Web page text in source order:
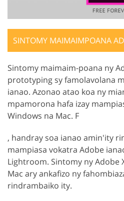
SINTOMY MAIMAIMPOANA
Sintomy maimaim-poana ny
prototyping sy famolavolana
ianao. Azonao atao koa ny
mpamorona hafa izay
Windows na Mac. F
, handray soa ianao amin'ity
mampiasa vokatra Adobe
Lightroom. Sintomy ny Adobe
Mac ary ankafizo ny
rindrambaiko ity.